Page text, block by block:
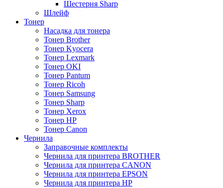
Шестерня Sharp
Шлейф
Тонер
Насадка для тонера
Тонер Brother
Тонер Kyocera
Тонер Lexmark
Тонер OKI
Тонер Pantum
Тонер Ricoh
Тонер Samsung
Тонер Sharp
Тонер Xerox
Тонер НР
Тонер Саnon
Чернила
Заправочные комплекты
Чернила для принтера BROTHER
Чернила для принтера CANON
Чернила для принтера EPSON
Чернила для принтера HP